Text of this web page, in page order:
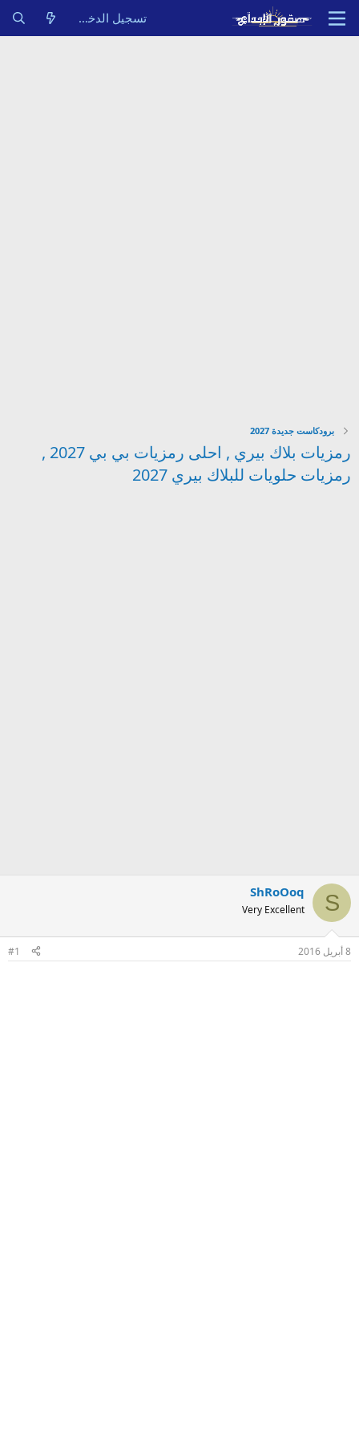
تسجيل الدخول
برودكاست جديدة 2027
رمزيات بلاك بيري , احلى رمزيات بي بي 2027 ,
رمزيات حلويات للبلاك بيري 2027
S
ShRoOoq
Very Excellent
8 أبريل 2016 #1